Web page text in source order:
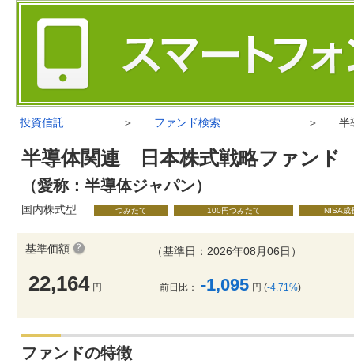
投資信託 ＞ ファンド検索 ＞ 半
半導体関連 日本株式戦略ファンド
（愛称：半導体ジャパン）
国内株式型 つみたて 100円つみたて NISA成
基準価額
22,164 円
（基準日：2026年08月06日）
前日比： -1,095 円 (-4.71%)
ファンドの特徴